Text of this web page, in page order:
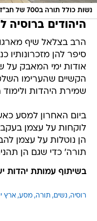
נשות כולל תורה ב700 של חב"ד
היהודים ברוסיה
הרב בצלאל שיף
סיפר להן מזכרונותיו
אודות ימי המאבק על
הקשיים שהערימו
שמירת היהדות ולימוד
ביום האחרון למסע
לוקחות על עצמן
הן נוטלות על עצמן
תורה' כדי שגם הן
בשיתוף עמותת יהדות
רוסיה נשים תורה מסע ארץ